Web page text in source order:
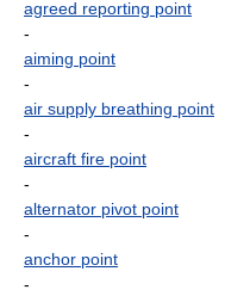
agreed reporting point
-
aiming point
-
air supply breathing point
-
aircraft fire point
-
alternator pivot point
-
anchor point
-